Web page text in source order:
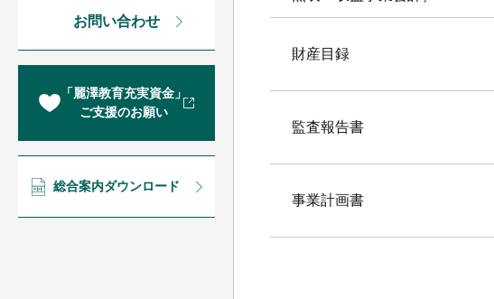
お問い合わせ
「麗澤教育充実資金」
ご支援のお願い
総合案内ダウンロード
財産目録
監査報告書
事業計画書